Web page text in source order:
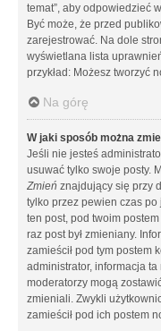
temat”, aby odpowiedzieć
Być może, że przed
zarejestrować. Na dole
wyświetlana lista
przykład: Możesz tworzyć
Na górę
W jaki sposób można
Jeśli nie jesteś
usuwać tylko swoje posty.
Zmień znajdujący się przy
tylko przez pewien czas
ten post, pod twoim
raz post był zmieniany.
zamieścił pod tym postem
administrator, informacja
moderatorzy mogą
zmieniali. Zwykli
zamieścił pod ich postem